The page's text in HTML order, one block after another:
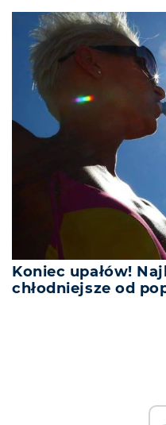
Koniec upałów!
chłodniejsze od